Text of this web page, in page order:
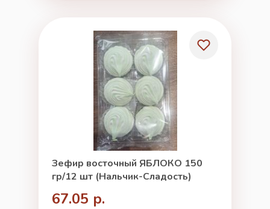
Зефир восточный ЯБЛОКО 150
гр/12 шт (Нальчик-Сладость)
67.05 р.